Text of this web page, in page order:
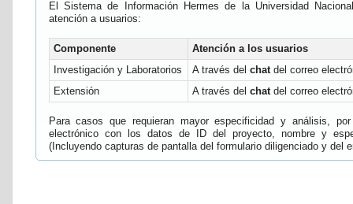
El Sistema de Información Hermes de la Universidad
atención a usuarios:
Componente
Atención a los usuarios
Investigación y Laboratorios
A través del chatdel correo
Extensión
A través del chatdel correo
Para casos que requieran mayor especificidad y análisis,
electrónico con los datos de ID del proyecto, nombre y
(Incluyendo capturas de pantalla del formulario diligenciado y del